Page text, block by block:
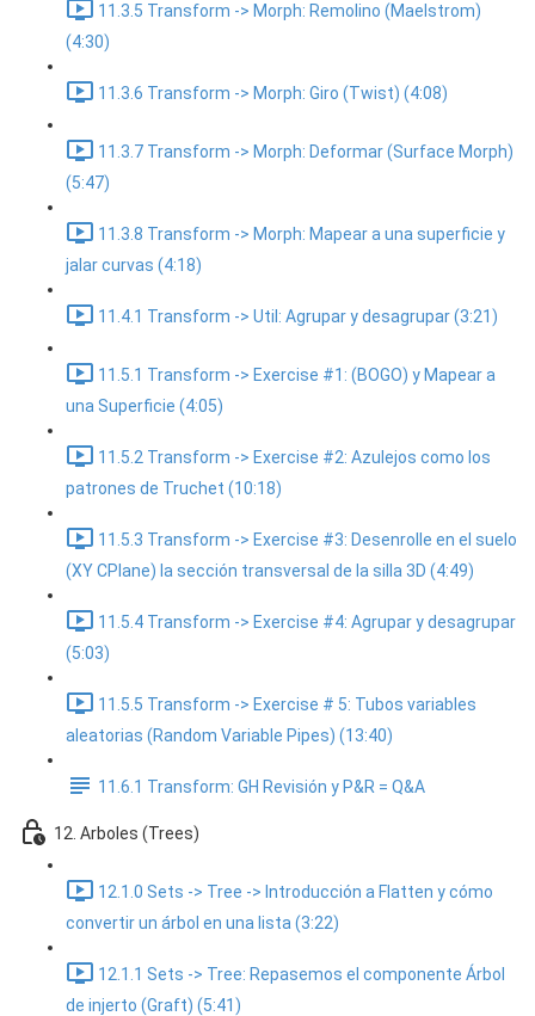
11.3.5 Transform -> Morph: Remolino (Maelstrom)
(4:30)
11.3.6 Transform -> Morph: Giro (Twist) (4:08)
11.3.7 Transform -> Morph: Deformar (Surface Morph)
(5:47)
11.3.8 Transform -> Morph: Mapear a una superficie y
jalar curvas (4:18)
11.4.1 Transform -> Util: Agrupar y desagrupar (3:21)
11.5.1 Transform -> Exercise #1: (BOGO) y Mapear a
una Superficie (4:05)
11.5.2 Transform -> Exercise #2: Azulejos como los
patrones de Truchet (10:18)
11.5.3 Transform -> Exercise #3: Desenrolle en el suelo
(XY CPlane) la sección transversal de la silla 3D (4:49)
11.5.4 Transform -> Exercise #4: Agrupar y desagrupar
(5:03)
11.5.5 Transform -> Exercise # 5: Tubos variables
aleatorias (Random Variable Pipes) (13:40)
11.6.1 Transform: GH Revisión y P&R = Q&A
12. Arboles (Trees)
12.1.0 Sets -> Tree -> Introducción a Flatten y cómo
convertir un árbol en una lista (3:22)
12.1.1 Sets -> Tree: Repasemos el componente Árbol
de injerto (Graft) (5:41)